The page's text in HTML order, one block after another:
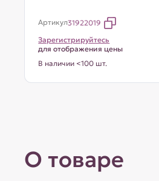
Артикул31922019
Зарегистрируйтесь
для отображения цены
В наличии <100 шт.
О товаре